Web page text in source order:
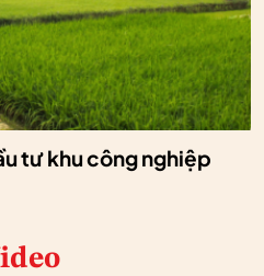
tư khu công nghiệp